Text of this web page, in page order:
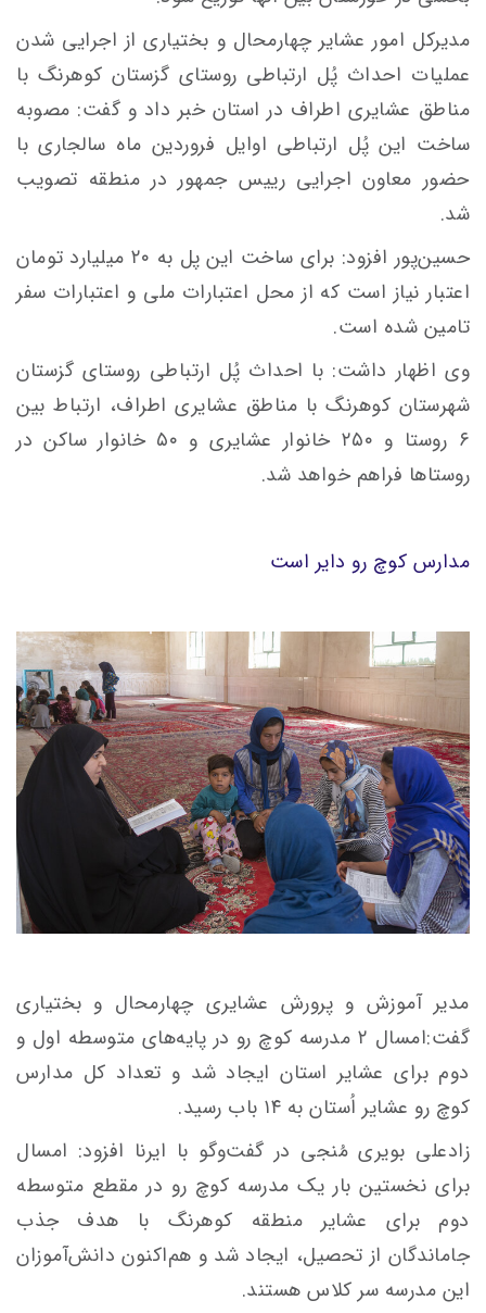
مدیرکل امور عشایر چهارمحال و بختیاری از اجرایی شدن
عملیات احداث پُل ارتباطی روستای گزستان کوهرنگ با
مناطق عشایری اطراف در استان خبر داد و گفت: مصوبه
ساخت این پُل ارتباطی اوایل فروردین ماه سالجاری با
حضور معاون اجرایی رییس جمهور در منطقه تصویب
شد.
حسین‌پور افزود: برای ساخت این پل به ۲۰ میلیارد تومان
اعتبار نیاز است که از محل اعتبارات ملی و اعتبارات سفر
تامین شده است.
وی اظهار داشت: با احداث پُل ارتباطی روستای گزستان
شهرستان کوهرنگ با مناطق عشایری اطراف، ارتباط بین
۶ روستا و ۲۵۰ خانوار عشایری و ۵۰ خانوار ساکن در
روستاها فراهم خواهد شد.
مدارس کوچ رو دایر است
مدیر آموزش و پرورش عشایری چهارمحال و بختیاری
گفت:امسال ۲ مدرسه کوچ رو در پایه‌های متوسطه اول و
دوم برای عشایر استان ایجاد شد و تعداد کل مدارس
کوچ رو عشایر اُستان به ۱۴ باب رسید.
زادعلی بویری مُنجی در گفت‌وگو با ایرنا افزود: امسال
برای نخستین بار یک مدرسه کوچ‌ رو در مقطع متوسطه
دوم برای عشایر منطقه کوهرنگ با هدف جذب
جاماندگان از تحصیل، ایجاد شد و هم‌اکنون دانش‌آموزان
این مدرسه سر کلاس هستند.